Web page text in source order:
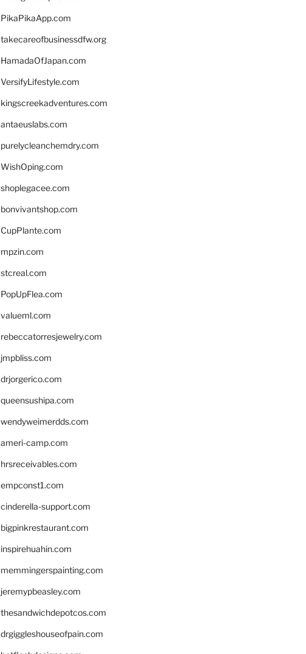
PikaPikaApp.com
takecareofbusinessdfw.org
HamadaOfJapan.com
VersifyLifestyle.com
kingscreekadventures.com
antaeuslabs.com
purelycleanchemdry.com
WishOping.com
shoplegacee.com
bonvivantshop.com
CupPlante.com
mpzin.com
stcreal.com
PopUpFlea.com
valueml.com
rebeccatorresjewelry.com
jmpbliss.com
drjorgerico.com
queensushipa.com
wendyweimerdds.com
ameri-camp.com
hrsreceivables.com
empconst1.com
cinderella-support.com
bigpinkrestaurant.com
inspirehuahin.com
memmingerspainting.com
jeremypbeasley.com
thesandwichdepotcos.com
drgiggleshouseofpain.com